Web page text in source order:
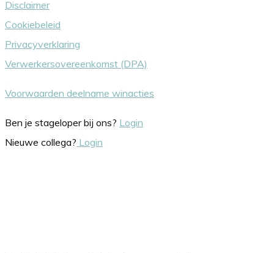
Disclaimer
Cookiebeleid
Privacyverklaring
Verwerkersovereenkomst (DPA)
Voorwaarden deelname winacties
Ben je stageloper bij ons? Login
Nieuwe collega? Login